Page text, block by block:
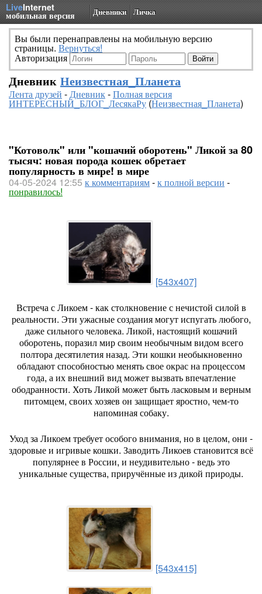
LiveInternet
мобильная версия Дневники Личка
Вы были перенаправлены на мобильную версию
страницы. Вернуться!
Авторизация
Дневник Неизвестная_Планета
Лента друзей -Дневник-Полная версия
ИНТЕРЕСНЫЙ_БЛОГ_ЛесякаРу(Неизвестная_Планета)
"Котоволк" или "кошачий оборотень" Ликой за 80
тысяч: новая порода кошек обретает
популярность в мире! в мире
04-05-2024 12:55 к комментариям-к полной версии -
понравилось!
[543x407]
Встреча с Ликоем - как столкновение с нечистой силой в
реальности. Эти ужасные создания могут испугать любого,
даже сильного человека. Ликой, настоящий кошачий
оборотень, поразил мир своим необычным видом всего
полтора десятилетия назад. Эти кошки необыкновенно
обладают способностью менять свое окрас на процессом
года, а их внешний вид может вызвать впечатление
ободранности. Хоть Ликой может быть ласковым и верным
питомцем, своих хозяев он защищает яростно, чем-то
напоминая собаку.
Уход за Ликоем требует особого внимания, но в целом, они -
здоровые и игривые кошки. Заводить Ликоев становится всё
популярнее в России, и неудивительно - ведь это
уникальные существа, приручённые из дикой природы.
[543x415]